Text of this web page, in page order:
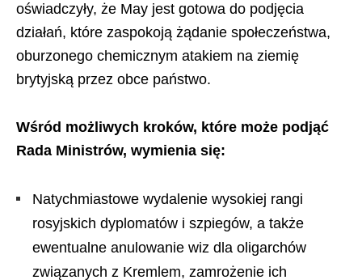
oświadczyły, że May jest gotowa do podjęcia
działań, które zaspokoją żądanie społeczeństwa,
oburzonego chemicznym atakiem na ziemię
brytyjską przez obce państwo.
Wśród możliwych kroków, które może podjąć
Rada Ministrów, wymienia się:
Natychmiastowe wydalenie wysokiej rangi
rosyjskich dyplomatów i szpiegów, a także
ewentualne anulowanie wiz dla oligarchów
związanych z Kremlem, zamrożenie ich